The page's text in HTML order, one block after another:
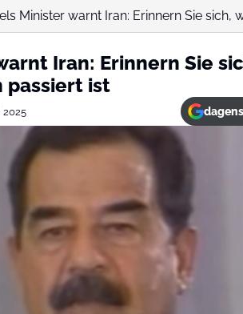
Minister warnt Iran: Erinnern Sie sich,
Iran: Erinnern Sie
passiert ist
2025